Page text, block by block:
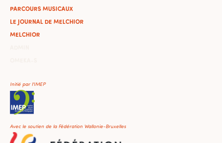
PARCOURS MUSICAUX
LE JOURNAL DE MELCHIOR
MELCHIOR
Initié par l'IMEP
Avec le soutien de la Fédération Wallonie-Bruxelles